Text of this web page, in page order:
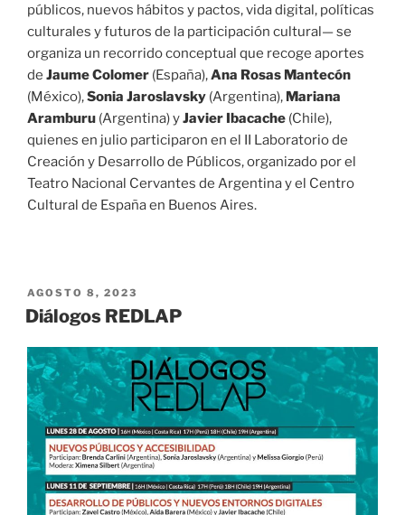
públicos, nuevos hábitos y pactos, vida digital, políticas
culturales y futuros de la participación cultural— se
organiza un recorrido conceptual que recoge aportes
de Jaume Colomer (España),Ana Rosas Mantecón
(México),Sonia Jaroslavsky (Argentina), Mariana
Aramburu (Argentina) yJavier Ibacache (Chile),
quienes en julio participaron en el II Laboratorio de
Creación y Desarrollo de Públicos, organizado por el
Teatro Nacional Cervantes de Argentina y el Centro
Cultural de España en Buenos Aires.
PUBLICADO
EL
AGOSTO 8, 2023
Diálogos REDLAP